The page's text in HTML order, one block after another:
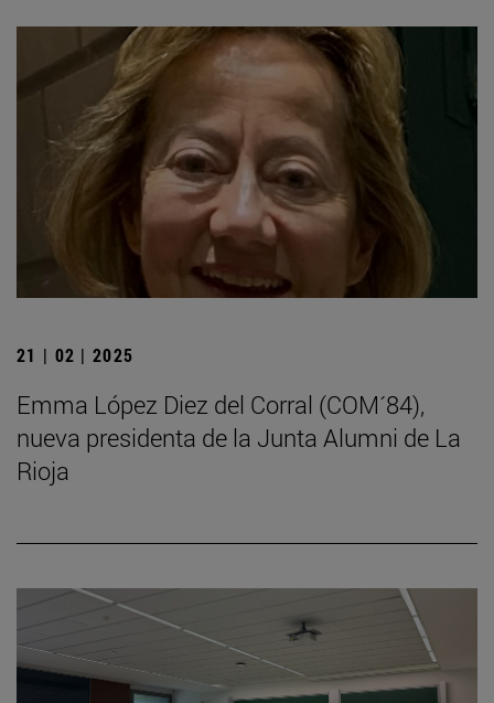
21 | 02 | 2025
Emma López Diez del Corral (COM´84),
nueva presidenta de la Junta Alumni de La
Rioja